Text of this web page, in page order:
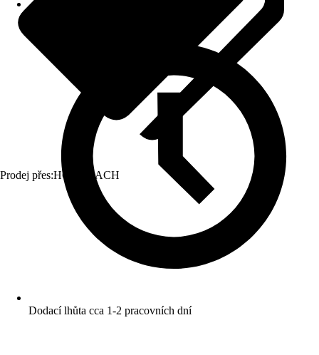
Prodej přes:HORNBACH
Dodací lhůta cca 1-2 pracovních dní